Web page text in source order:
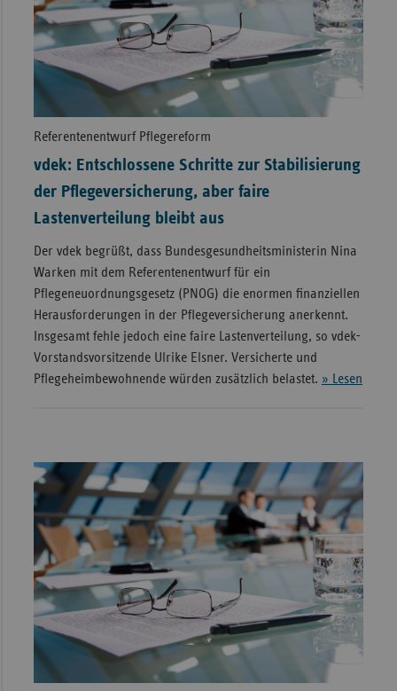
Referentenentwurf Pflegereform
vdek: Entschlossene Schritte zur Stabilisierung
der Pflegeversicherung, aber faire
Lastenverteilung bleibt aus
Der vdek begrüßt, dass Bundesgesundheitsministerin Nina
Warken mit dem Referentenentwurf für ein
Pflegeneuordnungsgesetz (PNOG) die enormen finanziellen
Herausforderungen in der Pflegeversicherung anerkennt.
Insgesamt fehle jedoch eine faire Lastenverteilung, so vdek-
Vorstandsvorsitzende Ulrike Elsner. Versicherte und
Pflegeheimbewohnende würden zusätzlich belastet. » Lesen